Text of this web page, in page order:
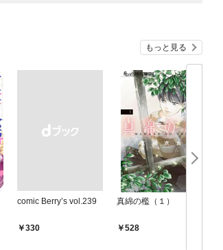
もっと見る
comic Berry’s vol.239
￥330
真綿の檻（１）
528